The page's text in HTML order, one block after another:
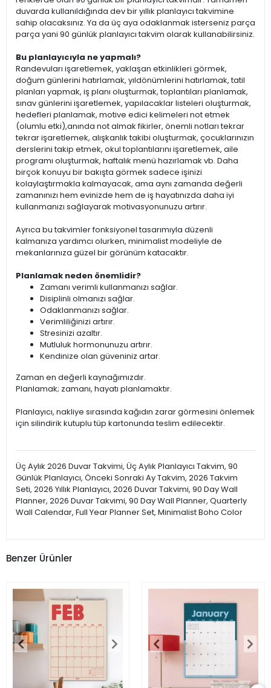
duvarda kullanıldığında dev bir yıllık planlayıcı takvimine
sahip olacaksınız. Ya da üç aya odaklanmak isterseniz parça
parça yani 90 günlük planlayıcı takvim olarak kullanabilirsiniz.
Bu planlayıcıyla ne yapmalı?
Randevuları işaretlemek, yaklaşan etkinlikleri görmek,
doğum günlerini hatırlamak, yıldönümlerini hatırlamak, tatil
planları yapmak, iş planı oluşturmak, toplantıları planlamak,
sınav günlerini işaretlemek, yapılacaklar listeleri oluşturmak,
hedefleri planlamak, motive edici kelimeleri not etmek
(olumlu etki),anında not almak fikirler, önemli notları tekrar
tekrar işaretlemek, alışkanlık takibi oluşturmak, çocuklarınızın
derslerini takip etmek, okul toplantılarını işaretlemek, aile
programı oluşturmak, haftalık menü hazırlamak vb. Daha
birçok konuyu bir bakışta görmek sadece işinizi
kolaylaştırmakla kalmayacak, ama aynı zamanda değerli
zamanınızı hem evinizde hem de iş hayatınızda daha iyi
kullanmanızı sağlayarak motivasyonunuzu artırır.
Ayrıca bu takvimler fonksiyonel tasarımıyla düzenli
kalmanıza yardımcı olurken, minimalist modeliyle de
mekanlarınıza güzel bir görünüm katacaktır.
Planlamak neden önemlidir?
Zamanı verimli kullanmanızı sağlar.
Disiplinli olmanızı sağlar.
Odaklanmanızı sağlar.
Verimliliğinizi artırır.
Stresinizi azaltır.
Mutluluk hormonunuzu artırır.
Kendinize olan güveniniz artar.
Zaman en değerli kaynağımızdır.
Planlamak; zamanı, hayatı planlamaktır.
Planlayıcı, nakliye sırasında kağıdın zarar görmesini önlemek
için silindirik kutuplu tüp kartonunda teslim edilecektir.
Üç Aylık 2026 Duvar Takvimi, Üç Aylık Planlayıcı Takvim, 90
Günlük Planlayıcı, Önceki Sonraki Ay Takvim, 2026 Takvim
Seti, 2026 Yıllık Planlayıcı, 2026 Duvar Takvimi, 90 Day Wall
Planner, 2026 Duvar Takvimi, 90 Day Wall Planner, Quarterly
Wall Calendar, Full Year Planner Set, Minimalist Boho Color
Benzer Ürünler